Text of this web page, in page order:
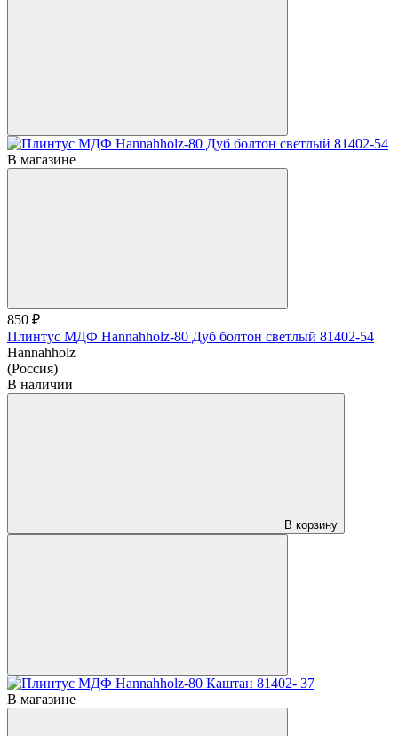
В магазине
850 ₽
Плинтус МДФ Hannahholz-80 Дуб болтон светлый 81402-54
Hannahholz
(Россия)
В наличии
В корзину
В магазине